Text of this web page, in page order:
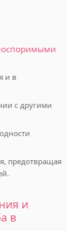
и в
с другими
предотвращая
и
в